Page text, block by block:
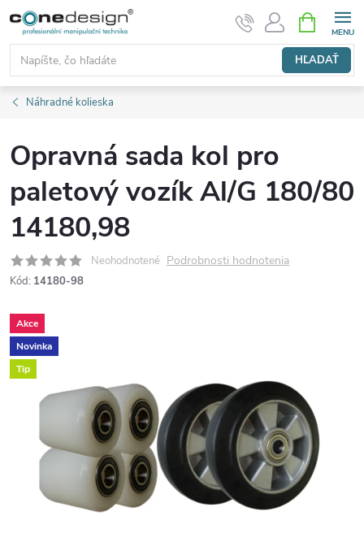
Prejsť
obsah
HĽADAŤ
KOŠÍK
Náhradné kolieska
Opravná sada kol pro
paletový vozík Al/G 180/80
14180,98
Neohodnotené Podrobnosti hodnotenia
Kód: 14180-98
Akce
Novinka
Tip